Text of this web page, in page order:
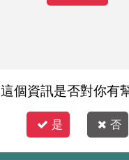
這個資訊是否對你有
是 否